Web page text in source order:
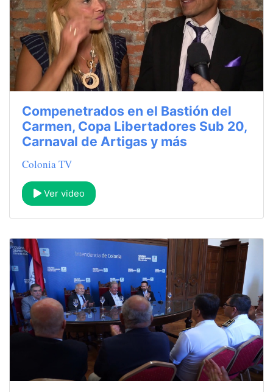
Compenetrados en el Bastión del
Carmen, Copa Libertadores Sub 20,
Carnaval de Artigas y más
Colonia TV
Ver video